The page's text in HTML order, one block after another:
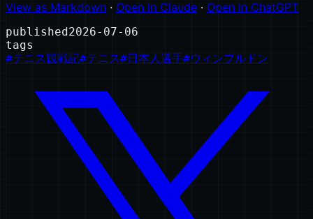
View as Markdown · Open in Claude · Open in ChatGPT
published 2026-07-06
tags
#テニス観戦記#テニス#日本人選手#ウィンブルドン